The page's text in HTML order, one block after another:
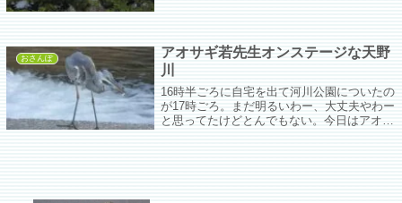
キンクロハジロがのんびり浮かんでた。
おさんぽ
アオサギ若先生オンステージな天野
川
16時半ごろに自宅を出て河川公園についたの
が17時ごろ。まだ明るいわー、大丈夫やわー
と思ってたけどとんでもない。今日はアオサ